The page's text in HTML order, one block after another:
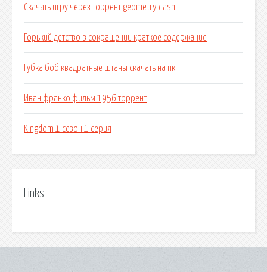
Скачать игру через торрент geometry dash
Горький детство в сокращении краткое содержание
Губка боб квадратные штаны скачать на пк
Иван франко фильм 1956 торрент
Kingdom 1 сезон 1 серия
Links